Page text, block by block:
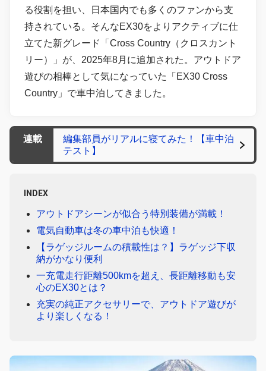
る役割を担い、日本国内でも多くのファンから支
持されている。そんなEX30をよりアクティブに仕
立てた新グレード「Cross Country（クロスカント
リー）」が、2025年8月に追加された。アウトドア
遊びの相棒として気になっていた「EX30 Cross
Country」で車中泊してきました。
連載
編集部員がリアルに寝てみた！【車中泊
テスト】
INDEX
アウトドアシーンが似合う特別装備が満載！
電気自動車は冬の車中泊も快適！
【ラゲッジルームの積載性は？】ラゲッジ下収
納がかなり便利
一充電走行距離500kmを超え、長距離移動も安
心のEX30とは？
充実の純正アクセサリーで、アウトドア遊びが
より楽しくなる！